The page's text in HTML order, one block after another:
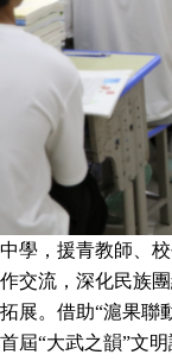
，援青教師、
交流，深化民
展。借助“滬果
，如首屆“大武之韻